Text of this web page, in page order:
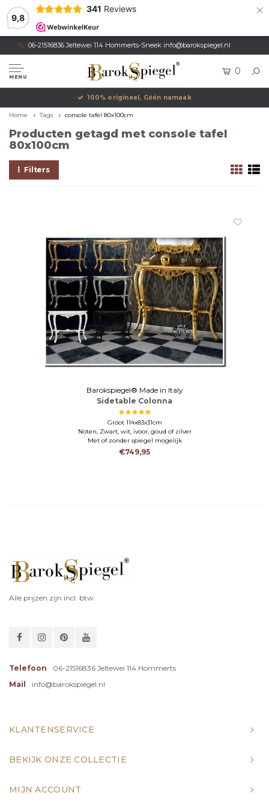
9,8
341 Reviews ×
06-21516836 Jeltewei 114 Hommerts-Sneek info@barokspiegel.nl
MENU
0
100% origineel, Géén namaak
Home Tags console tafel 80x100cm
Producten getagd met console tafel
80x100cm
Filters
Barokspiegel® Made in Italy
Sidetable Colonna
Groot 114x83x31cm
Noten, Zwart, wit, ivoor, goud of zilver
Met of zonder spiegel mogelijk
€749,95
Alle prijzen zijn incl. btw
Telefoon
06-21516836 Jeltewei 114 Hommerts
Mail
info@barokspiegel.nl
KLANTENSERVICE
BEKIJK ONZE COLLECTIE
MIJN ACCOUNT